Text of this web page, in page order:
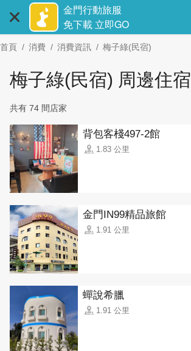
主
要
金門行動旅服
免下載 立即GO
首頁 消費 消費資訊 梅子綠(民宿)
梅子綠(民宿) 周邊住宿
共有 74 間店家
背包客棧497-2館
1.83 公里
金門IN99精品旅館
1.91 公里
蟬說希臘
1.91 公里